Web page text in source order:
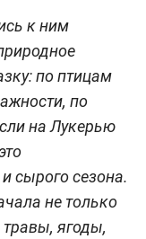
к ним
по птицам
по
на Лукерью
сырого сезона.
не только
ягоды,